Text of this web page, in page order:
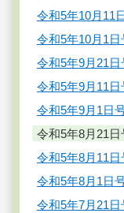
令和5年10月11
令和5年10月1日
令和5年9月21日
令和5年9月11日
令和5年9月1日
令和5年8月21日
令和5年8月11日
令和5年8月1日
令和5年7月21日